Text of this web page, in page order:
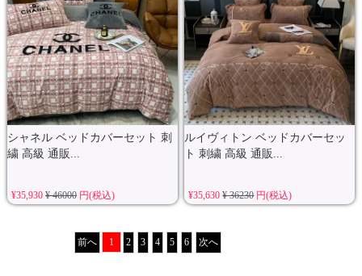
シャネル ベッドカバーセット 刺
繍 高級 通販...
¥35,930 ¥ 46000円(税込)
ルイヴィトン ベッドカバーセッ
ト 刺繍 高級 通販...
¥35,630¥ 36230円(税込)
前へ 1 2 3 4 5 6 次へ